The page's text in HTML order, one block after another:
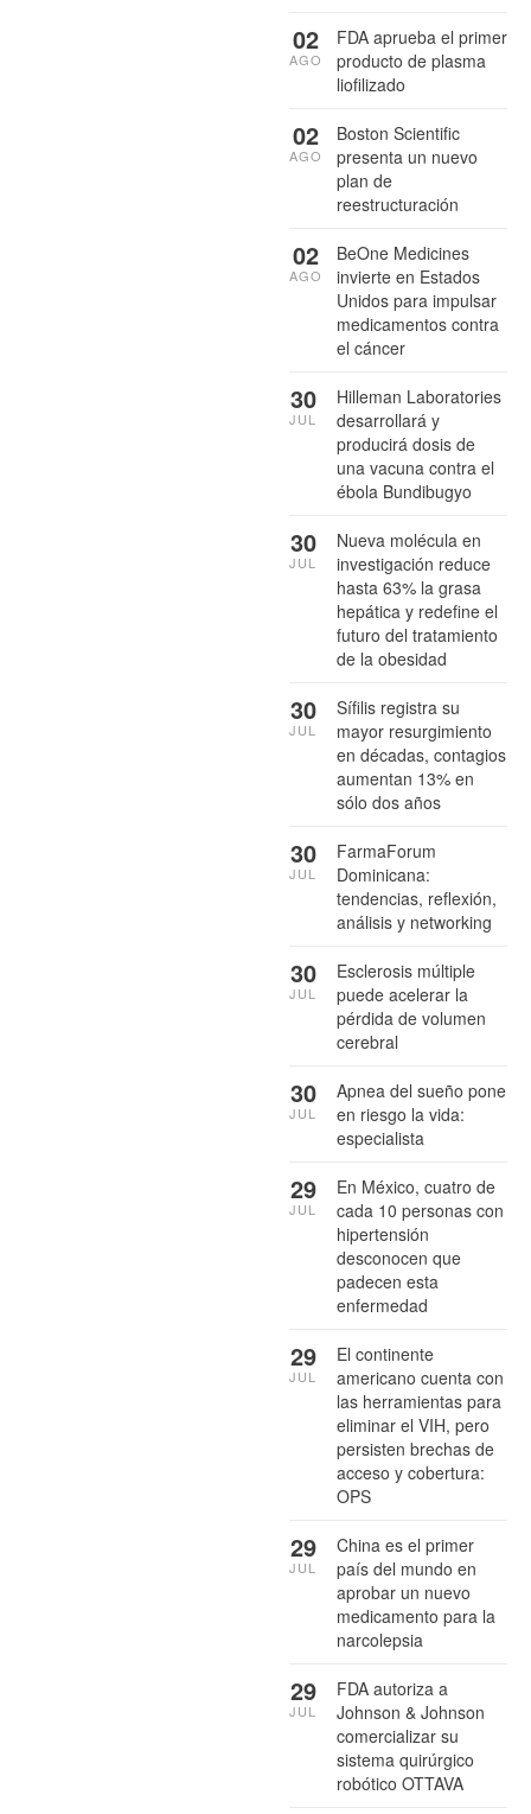
FDA aprueba el primer
producto de plasma
liofilizado
02
AGO
Boston Scientific
presenta un nuevo
plan de
reestructuración
02
AGO
BeOne Medicines
invierte en Estados
Unidos para impulsar
medicamentos contra
el cáncer
02
AGO
Hilleman Laboratories
desarrollará y
producirá dosis de
una vacuna contra el
ébola Bundibugyo
30
JUL
Nueva molécula en
investigación reduce
hasta 63% la grasa
hepática y redefine el
futuro del tratamiento
de la obesidad
30
JUL
Sífilis registra su
mayor resurgimiento
en décadas, contagios
aumentan 13% en
sólo dos años
30
JUL
FarmaForum
Dominicana:
tendencias, reflexión,
análisis y networking
30
JUL
Esclerosis múltiple
puede acelerar la
pérdida de volumen
cerebral
30
JUL
Apnea del sueño pone
en riesgo la vida:
especialista
30
JUL
En México, cuatro de
cada 10 personas con
hipertensión
desconocen que
padecen esta
enfermedad
29
JUL
El continente
americano cuenta con
las herramientas para
eliminar el VIH, pero
persisten brechas de
acceso y cobertura:
OPS
29
JUL
China es el primer
país del mundo en
aprobar un nuevo
medicamento para la
narcolepsia
29
JUL
FDA autoriza a
Johnson & Johnson
comercializar su
sistema quirúrgico
robótico OTTAVA
29
JUL